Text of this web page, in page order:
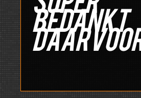
bedankt